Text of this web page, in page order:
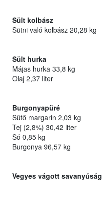
Sült kolbász
Sütni való kolbász 20,28 kg
Sült hurka
Májas hurka 33,8 kg
Olaj 2,37 liter
Burgonyapüré
Sütő margarin 2,03 kg
Tej (2,8%) 30,42 liter
Só 0,85 kg
Burgonya 96,57 kg
Vegyes vágott savanyúság